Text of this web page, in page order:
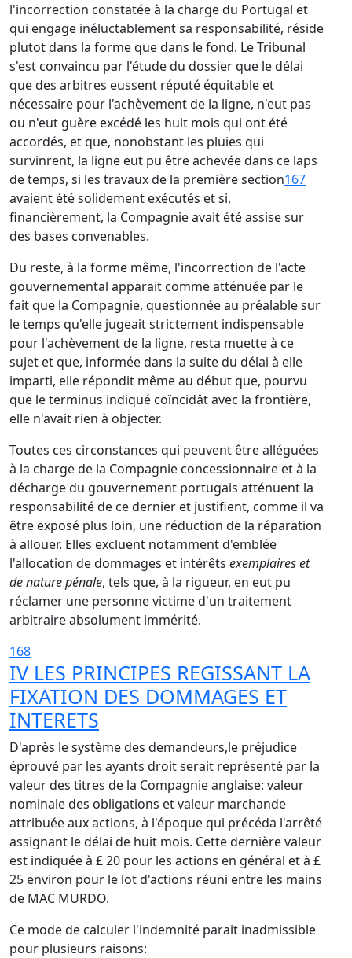
l'incorrection constatée à la charge du Portugal et
qui engage inéluctablement sa responsabilité, réside
plutot dans la forme que dans le fond. Le Tribunal
s'est convaincu par l'étude du dossier que le délai
que des arbitres eussent réputé équitable et
nécessaire pour l'achèvement de la ligne, n'eut pas
ou n'eut guère excédé les huit mois qui ont été
accordés, et que, nonobstant les pluies qui
survinrent, la ligne eut pu être achevée dans ce laps
de temps, si les travaux de la première section167
avaient été solidement exécutés et si,
financièrement, la Compagnie avait été assise sur
des bases convenables.
Du reste, à la forme même, l'incorrection de l'acte
gouvernemental apparait comme atténuée par le
fait que la Compagnie, questionnée au préalable sur
le temps qu'elle jugeait strictement indispensable
pour l'achèvement de la ligne, resta muette à ce
sujet et que, informée dans la suite du délai à elle
imparti, elle répondit même au début que, pourvu
que le terminus indiqué coïncidât avec la frontière,
elle n'avait rien à objecter.
Toutes ces circonstances qui peuvent être alléguées
à la charge de la Compagnie concessionnaire et à la
décharge du gouvernement portugais atténuent la
responsabilité de ce dernier et justifient, comme il va
être exposé plus loin, une réduction de la réparation
à allouer. Elles excluent notamment d'emblée
l'allocation de dommages et intérêts exemplaires et
de nature pénale, tels que, à la rigueur, en eut pu
réclamer une personne victime d'un traitement
arbitraire absolument immérité.
168
IV LES PRINCIPES REGISSANT LA
FIXATION DES DOMMAGES ET
INTERETS
D'après le système des demandeurs,le préjudice
éprouvé par les ayants droit serait représenté par la
valeur des titres de la Compagnie anglaise: valeur
nominale des obligations et valeur marchande
attribuée aux actions, à l'époque qui précéda l'arrêté
assignant le délai de huit mois. Cette dernière valeur
est indiquée à £ 20 pour les actions en général et à £
25 environ pour le lot d'actions réuni entre les mains
de MAC MURDO.
Ce mode de calculer l'indemnité parait inadmissible
pour plusieurs raisons: